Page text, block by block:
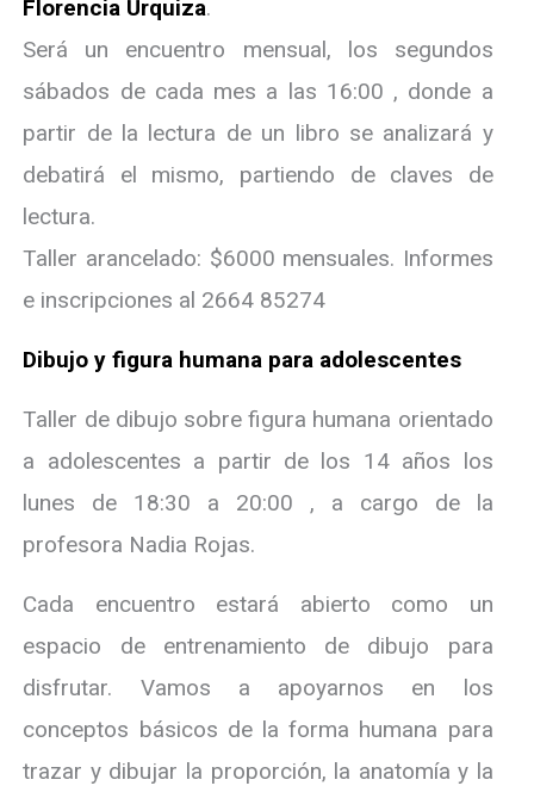
Florencia Urquiza.
Será un encuentro mensual, los segundos
sábados de cada mes a las 16:00 , donde a
partir de la lectura de un libro se analizará y
debatirá el mismo, partiendo de claves de
lectura.
Taller arancelado: $6000 mensuales. Informes
e inscripciones al 2664 85274
Dibujo y figura humana para adolescentes
Taller de dibujo sobre figura humana orientado
a adolescentes a partir de los 14 años los
lunes de 18:30 a 20:00 , a cargo de la
profesora Nadia Rojas.
Cada encuentro estará abierto como un
espacio de entrenamiento de dibujo para
disfrutar. Vamos a apoyarnos en los
conceptos básicos de la forma humana para
trazar y dibujar la proporción, la anatomía y la